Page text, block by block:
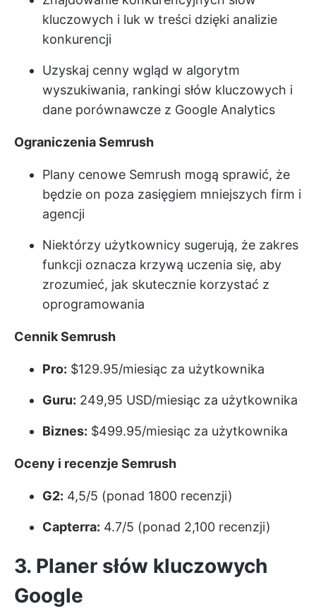
kluczowych i luk w treści dzięki analizie
konkurencji
Uzyskaj cenny wgląd w algorytm
wyszukiwania, rankingi słów kluczowych i
dane porównawcze z Google Analytics
Ograniczenia Semrush
Plany cenowe Semrush mogą sprawić, że
będzie on poza zasięgiem mniejszych firm i
agencji
Niektórzy użytkownicy sugerują, że zakres
funkcji oznacza krzywą uczenia się, aby
zrozumieć, jak skutecznie korzystać z
oprogramowania
Cennik Semrush
Pro: $129.95/miesiąc za użytkownika
Guru: 249,95 USD/miesiąc za użytkownika
Biznes: $499.95/miesiąc za użytkownika
Oceny i recenzje Semrush
G2: 4,5/5 (ponad 1800 recenzji)
Capterra: 4.7/5 (ponad 2,100 recenzji)
3. Planer słów kluczowych
Google